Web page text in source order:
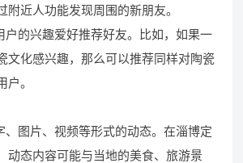
附近人功能发现周围的新朋友。
户的兴趣爱好推荐好友。比如，如果一
文化感兴趣，那么可以推荐同样对陶瓷
户。
、图片、视频等形式的动态。在淄博定
动态内容可能与当地的美食、旅游景